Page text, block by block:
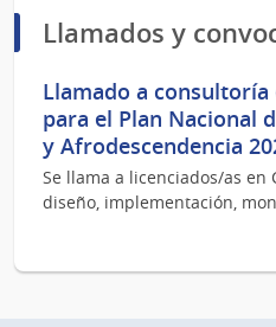
Llamados y
Llamado a
para el Plan Nacional
y Afrodescendencia
Se llama a licenciados/as en
diseño, implementación,